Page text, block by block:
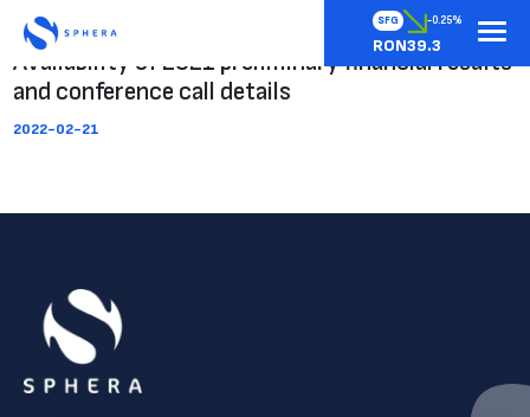
SFG -0.25%
RON39.3
Availability of 2021 preliminary financial results
and conference call details
2022-02-21